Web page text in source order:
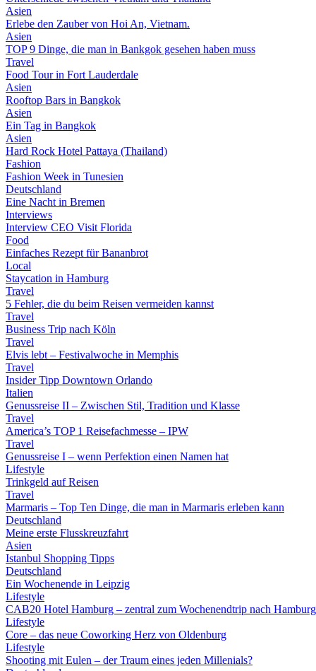
Asien
Erlebe den Zauber von Hoi An, Vietnam.
Asien
TOP 9 Dinge, die man in Bankgok gesehen haben muss
Travel
Food Tour in Fort Lauderdale
Asien
Rooftop Bars in Bangkok
Asien
Ein Tag in Bangkok
Asien
Hard Rock Hotel Pattaya (Thailand)
Fashion
Fashion Week in Tunesien
Deutschland
Eine Nacht in Bremen
Interviews
Interview CEO Visit Florida
Food
Einfaches Rezept für Bananbrot
Local
Staycation in Hamburg
Travel
5 Fehler, die du beim Reisen vermeiden kannst
Travel
Business Trip nach Köln
Travel
Elvis lebt – Festivalwoche in Memphis
Travel
Insider Tipp Downtown Orlando
Italien
Genussreise II – Zwischen Stil, Tradition und Klasse
Travel
America’s TOP 1 Reisefachmesse – IPW
Travel
Genussreise I – wenn Perfektion einen Namen hat
Lifestyle
Trinkgeld auf Reisen
Travel
Marmaris – Top Ten Dinge, die man in Marmaris erleben kann
Deutschland
Meine erste Flusskreuzfahrt
Asien
Istanbul Shopping Tipps
Deutschland
Ein Wochenende in Leipzig
Lifestyle
CAB20 Hotel Hamburg – zentral zum Wochenendtrip nach Hamburg
Lifestyle
Core – das neue Coworking Herz von Oldenburg
Lifestyle
Shooting mit Eulen – der Traum eines jeden Millenials?